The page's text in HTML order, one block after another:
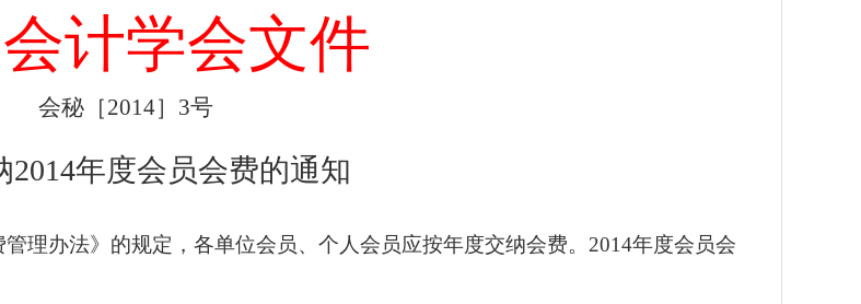
计学会文件
会秘［2014］ 3号
2014年度会员会费的通知
理办法》的规定，各单位会员、个人会员应按年度交纳会费。 2014年度会员会